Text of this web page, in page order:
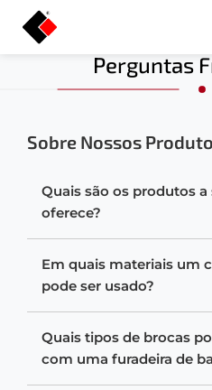
Perguntas
Sobre Nossos
Quais são os produtos a
oferece?
Em quais materiais um
pode ser usado?
Quais tipos de brocas
com uma furadeira de